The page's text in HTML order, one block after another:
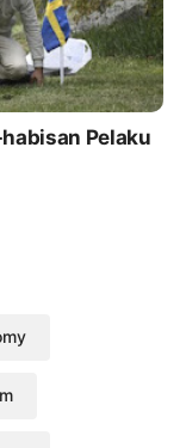
Pelaku